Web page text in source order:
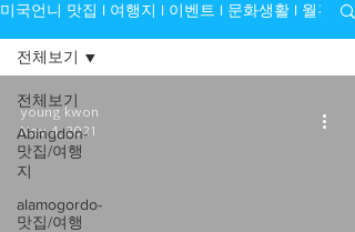
미국언니 맛집 l 여행지 l 이벤트 l 문화생활 l 월간 모
전체보기
Abingdon-
맛집/여행
지
alamogordo-
맛집/여행
전체보기
young kwon
Nov 4, 2021